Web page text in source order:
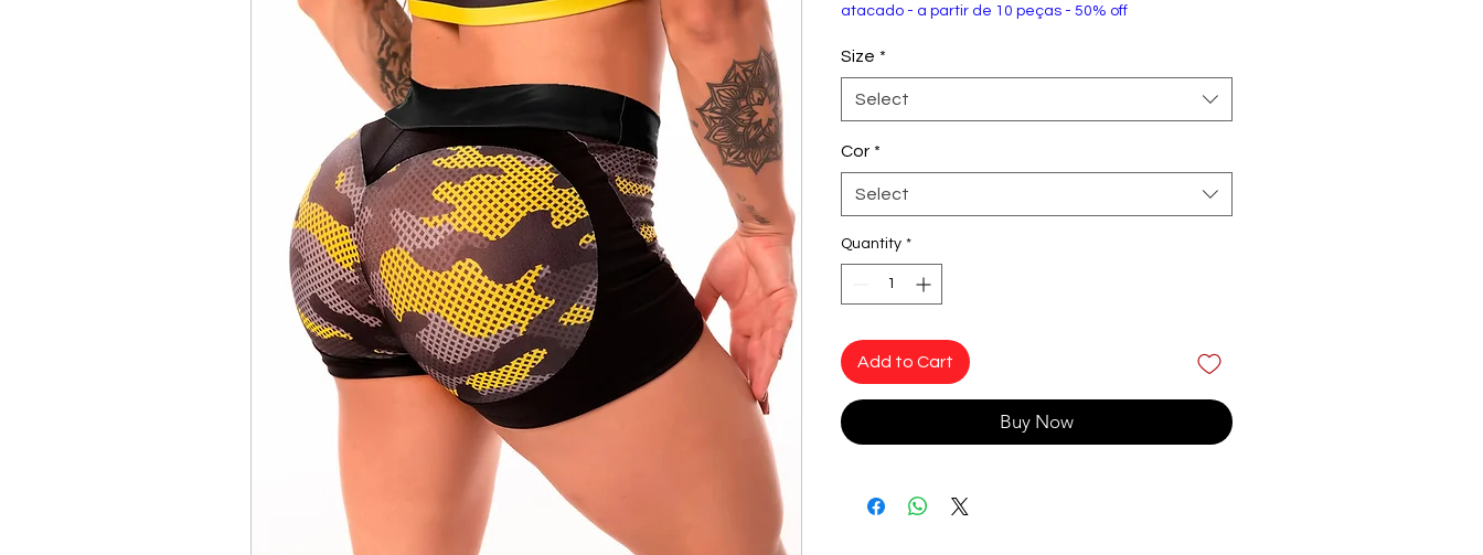
atacado - a partir de 10 peças - 50% off
Size *
Select
Cor *
Select
Quantity *
Add to Cart
Buy Now